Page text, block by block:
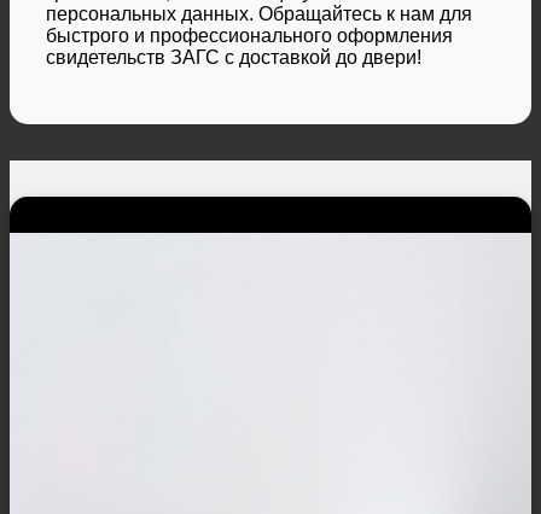
персональных данных. Обращайтесь к нам для
быстрого и профессионального оформления
свидетельств ЗАГС с доставкой до двери!